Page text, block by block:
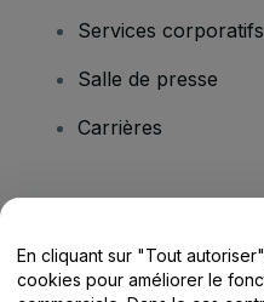
Services corporatifs
Salle de presse
Carrières
Centre
En cliquant sur "Tout
cookies pour améliorer le